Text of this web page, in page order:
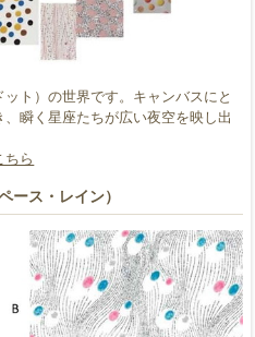
ト）の世界です。キャンバスにと
瞬く星座たちが広い夜空を映し出
ちら
ース・レイン）